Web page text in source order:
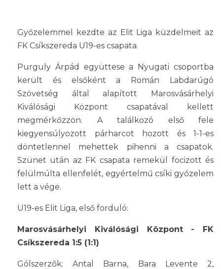
Győzelemmel kezdte az Elit Liga küzdelmeit az
FK Csíkszereda U19-es csapata.
Purguly Árpád együttese a Nyugati csoportba
került és elsőként a Román Labdarúgó
Szövetség által alapított Marosvásárhelyi
Kiválósági Központ csapatával kellett
megmérkőzzön. A találkozó első fele
kiegyensúlyozott párharcot hozott és 1-1-es
döntetlennel mehettek pihenni a csapatok.
Szünet után az FK csapata remekül focizott és
felülmúlta ellenfelét, egyértelmű csíki győzelem
lett a vége.
U19-es Elit Liga, első forduló:
Marosvásárhelyi Kiválósági Központ - FK
Csíkszereda 1:5 (1:1)
Gólszerzők: Antal Barna, Bara Levente 2,